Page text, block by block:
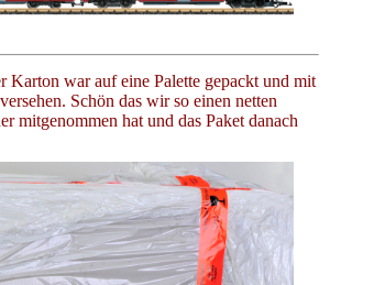
Karton war auf eine Palette gepackt und mit
Schön das wir so einen netten
mitgenommen hat und das Paket danach